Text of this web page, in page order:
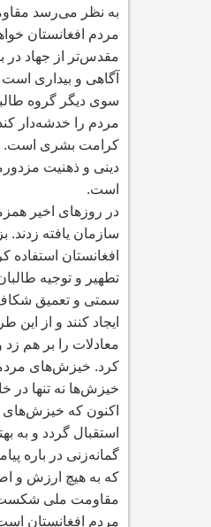
به نظر میرسد
مردم افغانستان
مقدستر از جهاد
آگاهی و بیداری
سوی دیگر گروه
مردم را خدشهدار
کرامت بشری است.
دینی و ذهنیت
است.
در روزهای اخیر
سازمان یافته زدند.
افغانستان
تطهیر و توجیه
سمتی و تعمیق
ایجاد کنند و از
معادلات را بر هم زد
کرد. خیزشهای
خیزشها نه تنها
اکنون که خیزش
استقبال گردد و به
گمانهزنی در باره
که به هیچ ارزش و
مقاومت ملی
مردم افغانستان